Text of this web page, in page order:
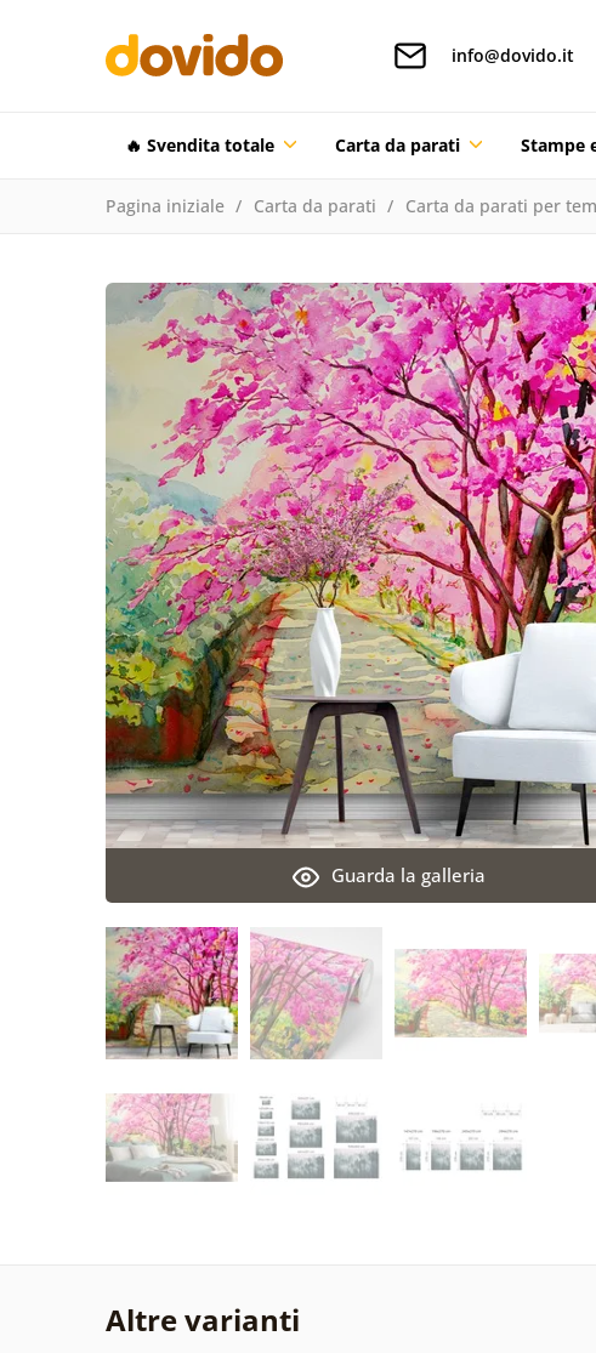
info@dovido.it
🔥 Svendita totale Carta da parati Stampe
Pagina iniziale Carta da parati Carta da parati per
Guarda la galleria
Altre varianti